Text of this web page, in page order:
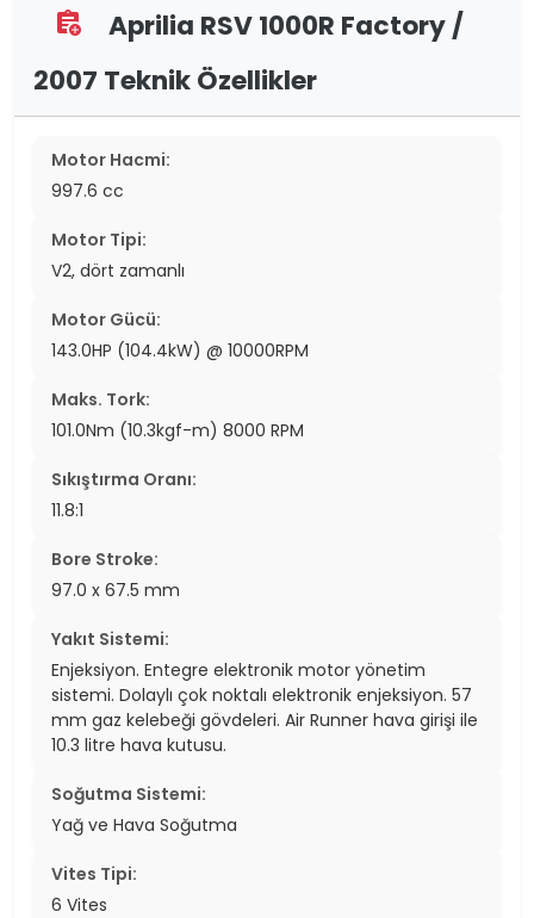
assignment_add
Aprilia RSV 1000R Factory /
2007 Teknik Özellikler
Motor Hacmi:
997.6 cc
Motor Tipi:
V2, dört zamanlı
Motor Gücü:
143.0HP (104.4kW) @ 10000RPM
Maks. Tork:
101.0Nm (10.3kgf-m) 8000 RPM
Sıkıştırma Oranı:
11.8:1
Bore Stroke:
97.0 x 67.5 mm
Yakıt Sistemi:
Enjeksiyon. Entegre elektronik motor yönetim
sistemi. Dolaylı çok noktalı elektronik enjeksiyon. 57
mm gaz kelebeği gövdeleri. Air Runner hava girişi ile
10.3 litre hava kutusu.
Soğutma Sistemi:
Yağ ve Hava Soğutma
Vites Tipi:
6 Vites